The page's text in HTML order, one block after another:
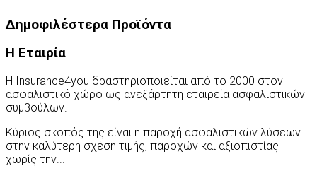
Δημοφιλέστερα Προϊόντα
Η Εταιρία
Η Insurance4you δραστηριοποιείται από το 2000 στον
ασφαλιστικό χώρο ως ανεξάρτητη εταιρεία ασφαλιστικών
συμβούλων.
Κύριος σκοπός της είναι η παροχή ασφαλιστικών λύσεων
στην καλύτερη σχέση τιμής, παροχών και αξιοπιστίας
χωρίς την...